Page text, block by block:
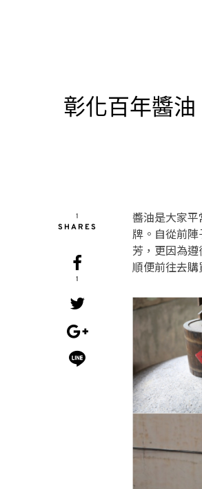
彰化百年醬
1
SHARES
1
醬油是大家
牌。自從前
芳，更因為
順便前往去